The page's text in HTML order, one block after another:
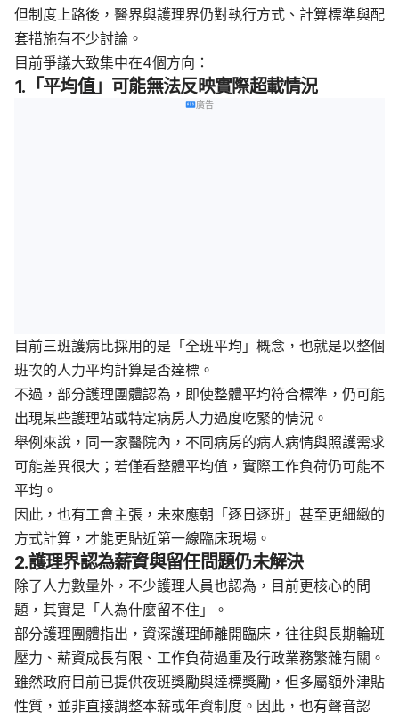
但制度上路後，醫界與護理界仍對執行方式、計算標準與配
套措施有不少討論。
目前爭議大致集中在4個方向：
1.「平均值」可能無法反映實際超載情況
廣告
目前三班護病比採用的是「全班平均」概念，也就是以整個
班次的人力平均計算是否達標。
不過，部分護理團體認為，即使整體平均符合標準，仍可能
出現某些護理站或特定病房人力過度吃緊的情況。
舉例來說，同一家醫院內，不同病房的病人病情與照護需求
可能差異很大；若僅看整體平均值，實際工作負荷仍可能不
平均。
因此，也有工會主張，未來應朝「逐日逐班」甚至更細緻的
方式計算，才能更貼近第一線臨床現場。
2.護理界認為薪資與留任問題仍未解決
除了人力數量外，不少護理人員也認為，目前更核心的問
題，其實是「人為什麼留不住」。
部分護理團體指出，資深護理師離開臨床，往往與長期輪班
壓力、薪資成長有限、工作負荷過重及行政業務繁雜有關。
雖然政府目前已提供夜班獎勵與達標獎勵，但多屬額外津貼
性質，並非直接調整本薪或年資制度。因此，也有聲音認